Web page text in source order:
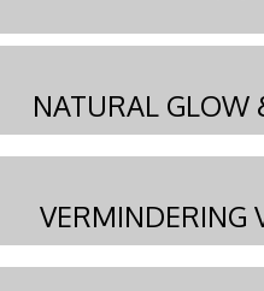
NATURAL GLOW
VERMINDERING